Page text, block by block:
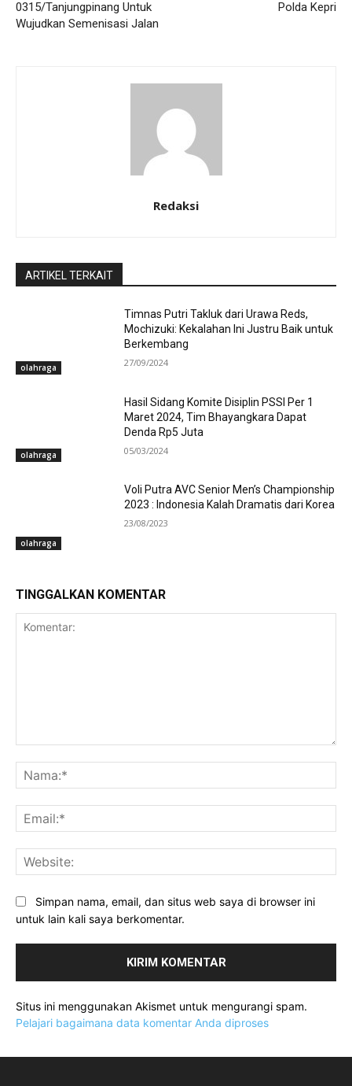
0315/Tanjungpinang Untuk
Wujudkan Semenisasi Jalan
Polda Kepri
Redaksi
ARTIKEL TERKAIT
olahraga
Timnas Putri Takluk dari Urawa Reds,
Mochizuki: Kekalahan Ini Justru Baik untuk
Berkembang
27/09/2024
olahraga
Hasil Sidang Komite Disiplin PSSI Per 1
Maret 2024, Tim Bhayangkara Dapat
Denda Rp5 Juta
05/03/2024
olahraga
Voli Putra AVC Senior Men’s Championship
2023 : Indonesia Kalah Dramatis dari Korea
23/08/2023
TINGGALKAN KOMENTAR
Simpan nama, email, dan situs web saya di browser ini
untuk lain kali saya berkomentar.
Situs ini menggunakan Akismet untuk mengurangi spam.
Pelajari bagaimana data komentar Anda diproses